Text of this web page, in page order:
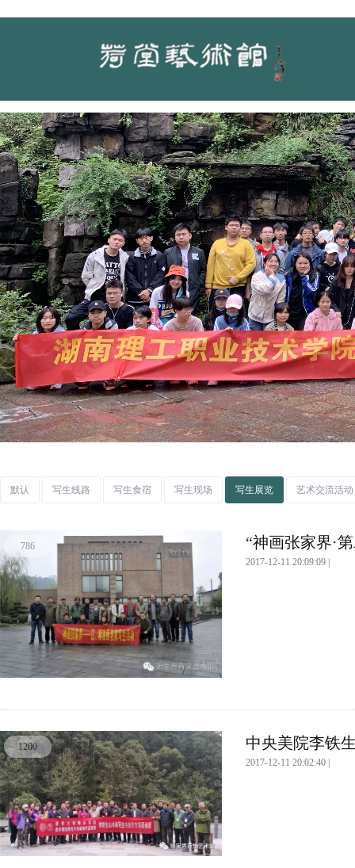
默认 写生线路 写生食宿 写生现场 写生展览 艺术交流活动
“神画张家界·
2017-12-11 20:09:09 |
786
中央美院李铁
2017-12-11 20:02:40 |
1200